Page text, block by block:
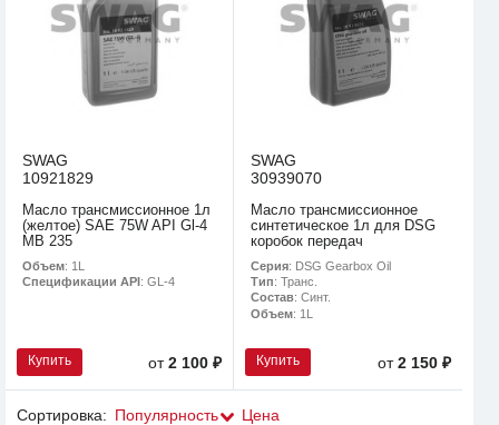
SWAG
10921829
Масло трансмиссионное 1л
(желтое) SAE 75W API Gl-4
MB 235
Объем: 1L
Спецификации API: GL-4
Купить от2 100 ₽
SWAG
30939070
Масло трансмиссионное
синтетическое 1л для DSG
коробок передач
Серия: DSG Gearbox Oil
Тип: Транс.
Состав: Синт.
Объем: 1L
Купить от2 150 ₽
Сортировка: Популярность Цена